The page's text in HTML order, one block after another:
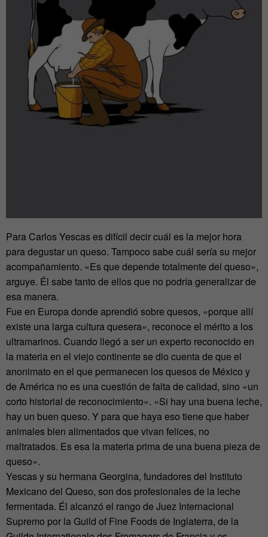
Para Carlos Yescas es difícil decir cuál es la mejor hora
para degustar un queso. Tampoco sabe cuál sería su mejor
acompañamiento. «Es que depende totalmente del queso»,
arguye. Él sabe tanto de ellos que no podría generalizar de
esa manera.
Fue en Europa donde aprendió sobre quesos, «porque allí
existe una larga cultura quesera», reconoce el mérito a los
ultramarinos. Cuando llegó a ser un experto reconocido en
la materia en el viejo continente se dio cuenta de que el
anonimato en el que permanecen los quesos de México y
de América no es una cuestión de falta de calidad, sino «un
corto historial de reconocimiento». «Si hay una buena leche,
hay un buen queso. Y para que haya eso tiene que haber
animales bien alimentados que vivan felices, no
maltratados. Es esa la materia prima de una buena pieza de
queso».
Yescas y su hermana Georgina, fundadores del Instituto
Mexicano del Queso, son dos profesionales de la leche
fermentada. Él alcanzó el rango de Juez Internacional
Supremo por la Guild of Fine Foods de Inglaterra, de la